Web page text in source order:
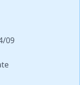
09